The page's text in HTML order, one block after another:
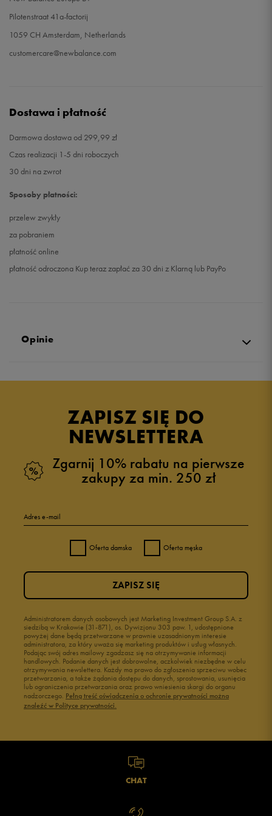
Pilotenstraat 41a-factorij
1059 CH Amsterdam, Netherlands
customercare@newbalance.com
Dostawa i płatność
Darmowa dostawa od 299,99 zł
Czas realizacji 1-5 dni roboczych
30 dni na zwrot
Sposoby płatności:
przelew zwykły
za pobraniem
płatność online
płatność odroczona Kup teraz zapłać za 30 dni z Klarną lub PayPo
Opinie
ZAPISZ SIĘ DO
NEWSLETTERA
Zgarnij 10% rabatu na pierwsze
zakupy za min. 250 zł
Adres e-mail
Oferta damska Oferta męska
Administratorem danych osobowych jest Marketing Investment Group S.A. z
siedzibą w Krakowie (31-871), os. Dywizjonu 303 paw. 1, udostępnione
powyżej dane będą przetwarzane w prawnie uzasadnionym interesie
administratora, za który uważa się marketing produktów i usług własnych.
Podając swój adres mailowy zgadzasz się na otrzymywanie informacji
handlowych. Podanie danych jest dobrowolne, aczkolwiek niezbędne w celu
otrzymywania newslettera. Każdy ma prawo do zgłoszenia sprzeciwu wobec
przetwarzania, a także żądania dostępu do danych, sprostowania, usunięcia
lub ograniczenia przetwarzania oraz prawo wniesienia skargi do organu
nadzorczego. Pełną treść oświadczenia o ochronie prywatności można
znaleźć w Polityce prywatności.
ZAPISZ SIĘ
CHAT